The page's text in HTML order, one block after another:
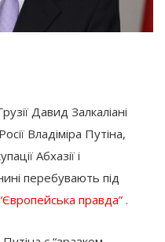
Давид Залкаліані
Владіміра Путіна,
Абхазії і
перебувають під
правда” .